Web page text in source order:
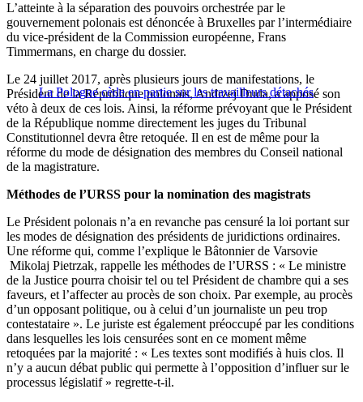
L’atteinte à la séparation des pouvoirs orchestrée par le
gouvernement polonais est dénoncée à Bruxelles par l’intermédiaire
du vice-président de la Commission européenne, Frans
Timmermans, en charge du dossier.
La Pologne cède en partie sur les travailleurs détachés
Le 24 juillet 2017, après plusieurs jours de manifestations, le
Président de la République polonais, Andrzej Duda, a apposé son
véto à deux de ces lois. Ainsi, la réforme prévoyant que le Président
de la République nomme directement les juges du Tribunal
Constitutionnel devra être retoquée. Il en est de même pour la
réforme du mode de désignation des membres du Conseil national
de la magistrature.
Méthodes de l’URSS pour la nomination des magistrats
Le Président polonais n’a en revanche pas censuré la loi portant sur
les modes de désignation des présidents de juridictions ordinaires.
Une réforme qui, comme l’explique le Bâtonnier de Varsovie
Mikolaj Pietrzak, rappelle les méthodes de l’URSS : « Le ministre
de la Justice pourra choisir tel ou tel Président de chambre qui a ses
faveurs, et l’affecter au procès de son choix. Par exemple, au procès
d’un opposant politique, ou à celui d’un journaliste un peu trop
contestataire ». Le juriste est également préoccupé par les conditions
dans lesquelles les lois censurées sont en ce moment même
retoquées par la majorité : « Les textes sont modifiés à huis clos. Il
n’y a aucun débat public qui permette à l’opposition d’influer sur le
processus législatif » regrette-t-il.